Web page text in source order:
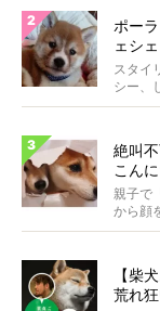
ポー
ェシ
スタイ
シー、
ウ...
絶叫
こん
親子で
から顔
親子...
【柴
荒れ